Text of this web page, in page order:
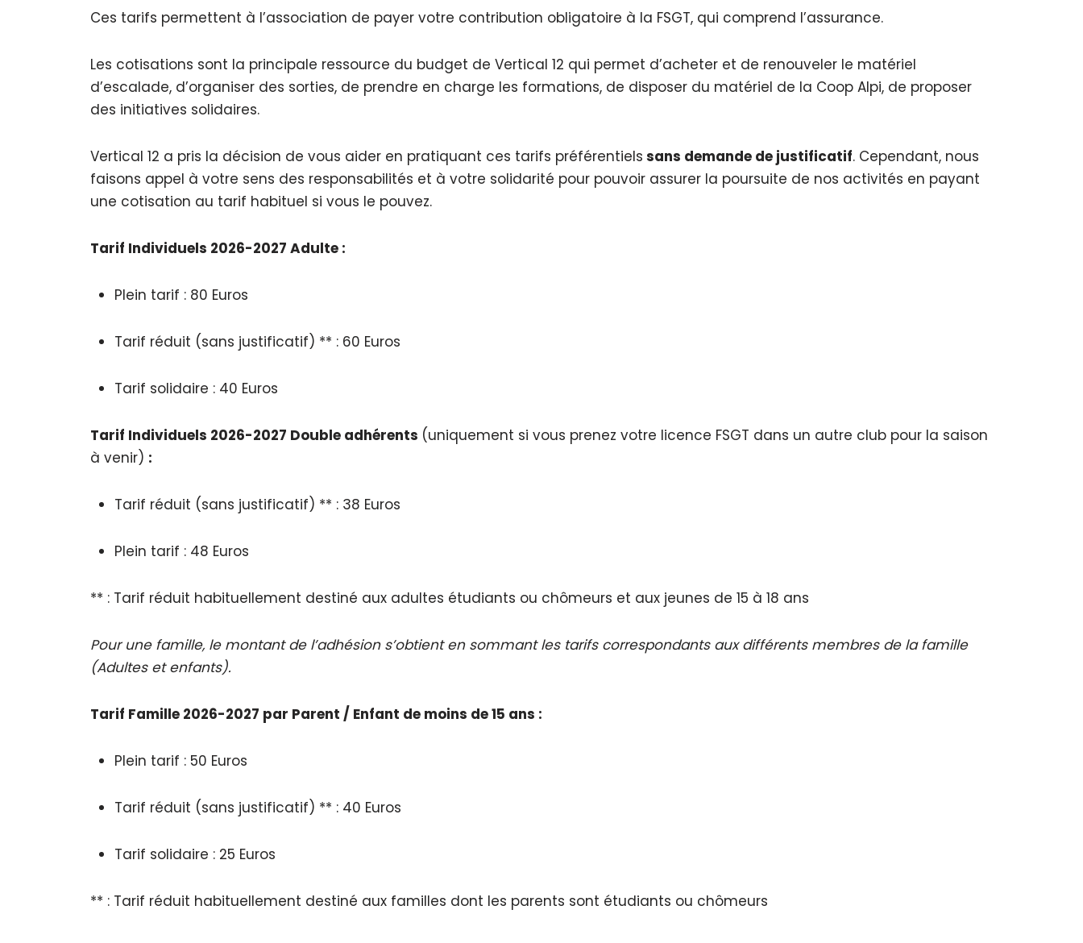
Ces tarifs permettent à l’association de payer votre contribution obligatoire à la FSGT, qui comprend l’assurance.
Les cotisations sont la principale ressource du budget de Vertical 12 qui permet d’acheter et de renouveler le matériel
d’escalade, d’organiser des sorties, de prendre en charge les formations, de disposer du matériel de la Coop Alpi, de proposer
des initiatives solidaires.
Vertical 12 a pris la décision de vous aider en pratiquant ces tarifs préférentiels sans demande de justificatif. Cependant, nous
faisons appel à votre sens des responsabilités et à votre solidarité pour pouvoir assurer la poursuite de nos activités en payant
une cotisation au tarif habituel si vous le pouvez.
Tarif Individuels 2026-2027 Adulte :
Plein tarif : 80 Euros
Tarif réduit (sans justificatif) ** : 60 Euros
Tarif solidaire : 40 Euros
Tarif Individuels 2026-2027 Double adhérents (uniquement si vous prenez votre licence FSGT dans un autre club pour la saison
à venir) :
Tarif réduit (sans justificatif) ** : 38 Euros
Plein tarif : 48 Euros
** : Tarif réduit habituellement destiné aux adultes étudiants ou chômeurs et aux jeunes de 15 à 18 ans
Pour une famille, le montant de l’adhésion s’obtient en sommant les tarifs correspondants aux différents membres de la famille
(Adultes et enfants).
Tarif Famille 2026-2027 par Parent / Enfant de moins de 15 ans :
Plein tarif : 50 Euros
Tarif réduit (sans justificatif) ** : 40 Euros
Tarif solidaire : 25 Euros
** : Tarif réduit habituellement destiné aux familles dont les parents sont étudiants ou chômeurs